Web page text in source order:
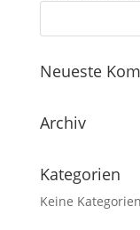
Neueste
Archiv
Kategorien
Keine Kategorien